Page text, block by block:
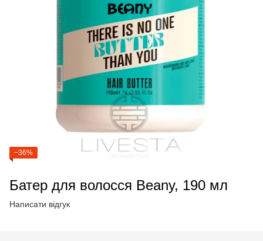
−36%
Батер для волосся Beany, 190 мл
Написати відгук